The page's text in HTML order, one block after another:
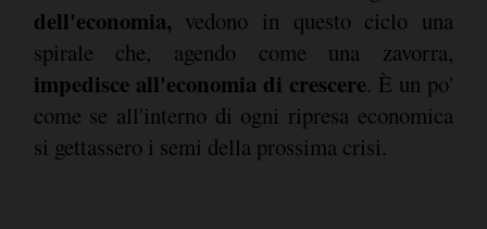
dell'economia, vedono in questo ciclo una
spirale che, agendo come una zavorra,
impedisce all'economia di crescere. È un po'
come se all'interno di ogni ripresa economica
si gettassero i semi della prossima crisi.